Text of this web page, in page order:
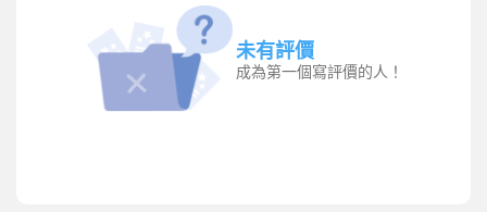
未有評價
成為第一個寫評價的人！